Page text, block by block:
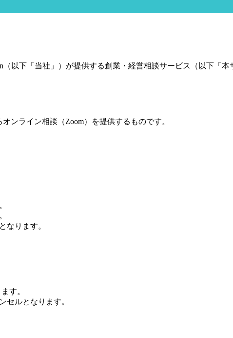
以下「当社」）が提供する創業・経営相談サービス（以下「
ンライン相談（Zoom）を提供するものです。
なります。
す。
セルとなります。